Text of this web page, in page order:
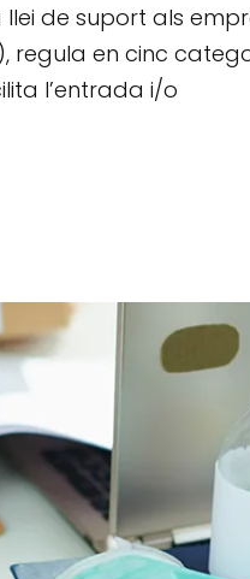
de suport als
regula en cinc
l’entrada i/o